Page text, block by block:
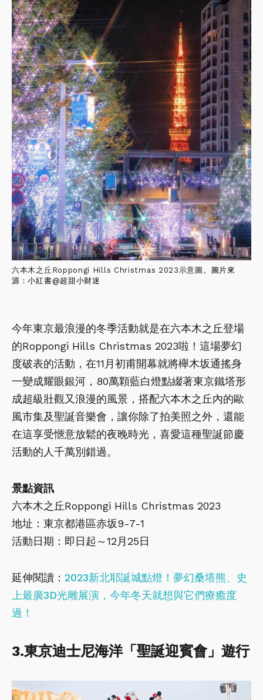
六本木之丘Roppongi Hills Christmas 2023示意圖。 圖片來
源：小紅書@超甜小财迷
今年東京最浪漫的冬季活動就是在六本木之丘登場
的Roppongi Hills Christmas 2023啦！這場夢幻
度破表的活動，在11月初甫開幕就將櫸木坂通搖身
一變成耀眼銀河，80萬顆藍白燈點綴著東京鐵塔形
成超級壯觀又浪漫的風景，搭配六本木之丘內的歐
風市集及聖誕音樂會，讓你除了拍美照之外，還能
在這享受愜意放鬆的夜晚時光，喜愛這種聖誕節慶
活動的人千萬別錯過。
景點資訊
六本木之丘Roppongi Hills Christmas 2023
地址：東京都港區赤坂9-7-1
活動日期：即日起～12月25日
延伸閱讀： 2023新北耶誕城點燈！夢幻桑塔熊、史
上最廣3D光雕展演，今年冬天就想與它們療癒度
過！
3.東京迪士尼海洋「聖誕迎賓會」遊行